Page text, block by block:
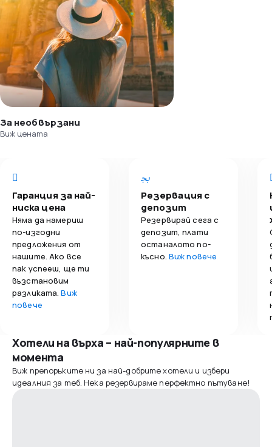
За необвързани
Виж цената
Гаранция за най-
ниска цена
Няма да намериш
по-изгодни
предложения от
нашите. Ако все
пак успееш, ще ти
възстановим
разликата.Виж
повече
Резервация с
депозит
Резервирай сега с
депозит, плати
останалото по-
късно. Виж повече
Хотели на върха – най-популярните в
момента
Виж препоръките ни за най-добрите хотели и избери
идеалния за теб. Нека резервираме перфектно пътуване!